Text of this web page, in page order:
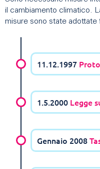
il cambiamento climatico.
misure sono state adottate
11.12.1997
1.5.2000 Legge
Gennaio 2008